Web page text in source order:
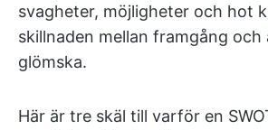
svagheter, möjligheter och hot
skillnaden mellan framgång
glömska.
Här är tre skäl till varför en